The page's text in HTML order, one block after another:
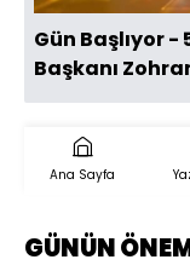
Gün Başlıyor -
Başkanı
Ana Sayfa
GÜNÜN